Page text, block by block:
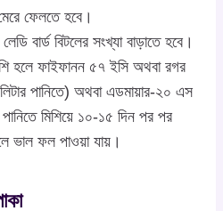
ফেলতে হবে।
বার্ড বিটলের সংখ্যা বাড়াতে হবে।
হলে ফাইফানন ৫৭ ইসি অথবা রগর
পানিতে) অথবা এডমায়ার-২০ এস
মিশিয়ে ১০-১৫ দিন পর পর
ভাল ফল পাওয়া যায়।